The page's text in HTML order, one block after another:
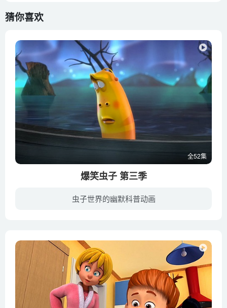
猜你喜欢
全52集
爆笑虫子 第三季
虫子世界的幽默科普动画